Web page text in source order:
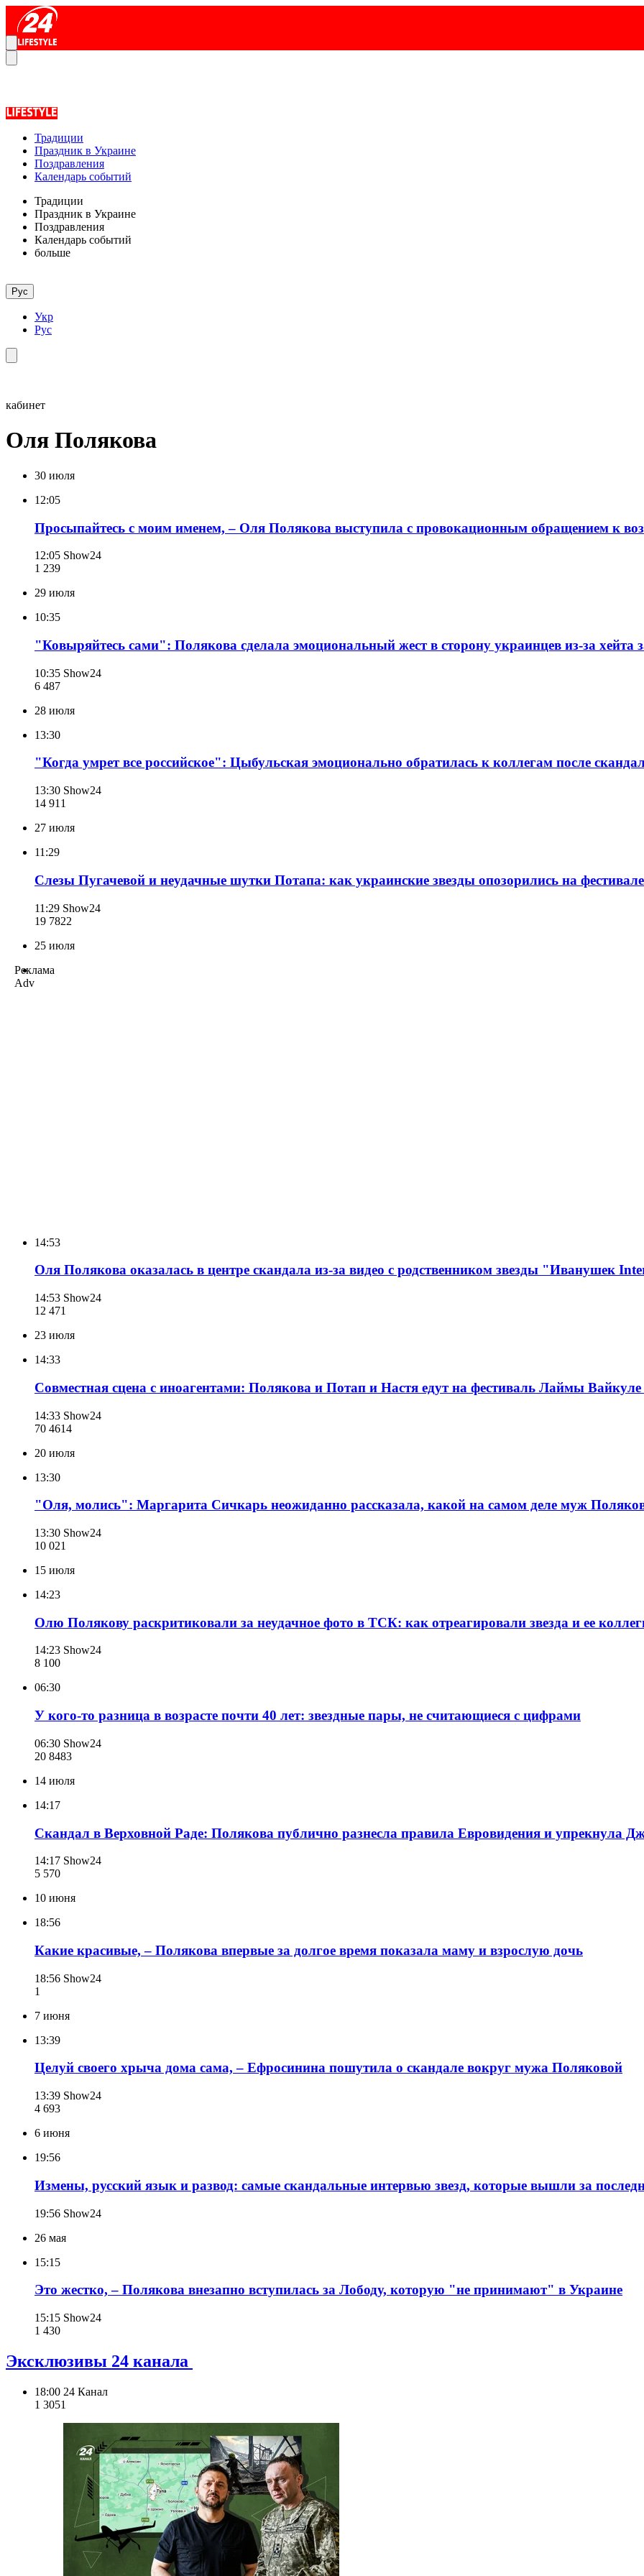
Традиции
Праздник в Украине
Поздравления
Календарь событий
Традиции
Праздник в Украине
Поздравления
Календарь событий
больше
Рус
Укр
Рус
кабинет
Оля Полякова
30 июля
12:05
Просыпайтесь с моим именем, – Оля Полякова выступила с провокационным обращением к
12:05 Show24
1 239
29 июля
10:35
"Ковыряйтесь сами": Полякова сделала эмоциональный жест в сторону украинцев из-за
10:35 Show24
6 487
28 июля
13:30
"Когда умрет все российское": Цыбульская эмоционально обратилась к коллегам после
13:30 Show24
14 911
27 июля
11:29
Слезы Пугачевой и неудачные шутки Потапа: как украинские звезды опозорились на
11:29 Show24
19 7822
25 июля
Реклама
Adv
14:53
Оля Полякова оказалась в центре скандала из-за видео с родственником звезды "Иванушек
14:53 Show24
12 471
23 июля
14:33
Совместная сцена с иноагентами: Полякова и Потап и Настя едут на фестиваль Лаймы
14:33 Show24
70 4614
20 июля
13:30
"Оля, молись": Маргарита Сичкарь неожиданно рассказала, какой на самом деле муж
13:30 Show24
10 021
15 июля
14:23
Олю Полякову раскритиковали за неудачное фото в ТСК: как отреагировали звезда и ее
14:23 Show24
8 100
06:30
У кого-то разница в возрасте почти 40 лет: звездные пары, не считающиеся с цифрами
06:30 Show24
20 8483
14 июля
14:17
Скандал в Верховной Раде: Полякова публично разнесла правила Евровидения и упрекнула
14:17 Show24
5 570
10 июня
18:56
Какие красивые, – Полякова впервые за долгое время показала маму и взрослую дочь
18:56 Show24
1
7 июня
13:39
Целуй своего хрыча дома сама, – Ефросинина пошутила о скандале вокруг мужа Поляковой
13:39 Show24
4 693
6 июня
19:56
Измены, русский язык и развод: самые скандальные интервью звезд, которые вышли за
19:56 Show24
26 мая
15:15
Это жестко, – Полякова внезапно вступилась за Лободу, которую "не принимают" в Украине
15:15 Show24
1 430
Эксклюзивы 24 канала
18:00 24 Канал
1 3051